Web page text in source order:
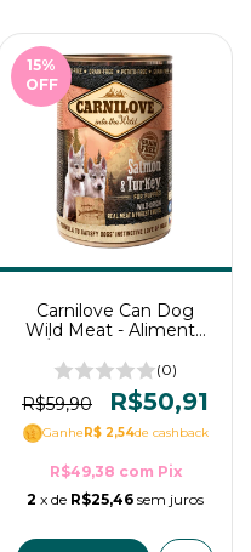
15%
OFF
Carnilove Can Dog
Wild Meat - Alimento
com Peru 400g para
filhotes
(0)
R$59,90 R$50,91
GanheR$ 2,54de cashback
R$49,38 com Pix
2 x de R$25,46 sem juros